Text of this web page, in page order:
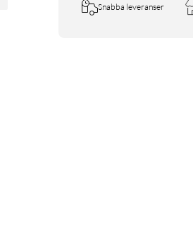
Snabba leveranser